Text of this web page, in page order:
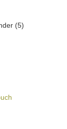
(5)